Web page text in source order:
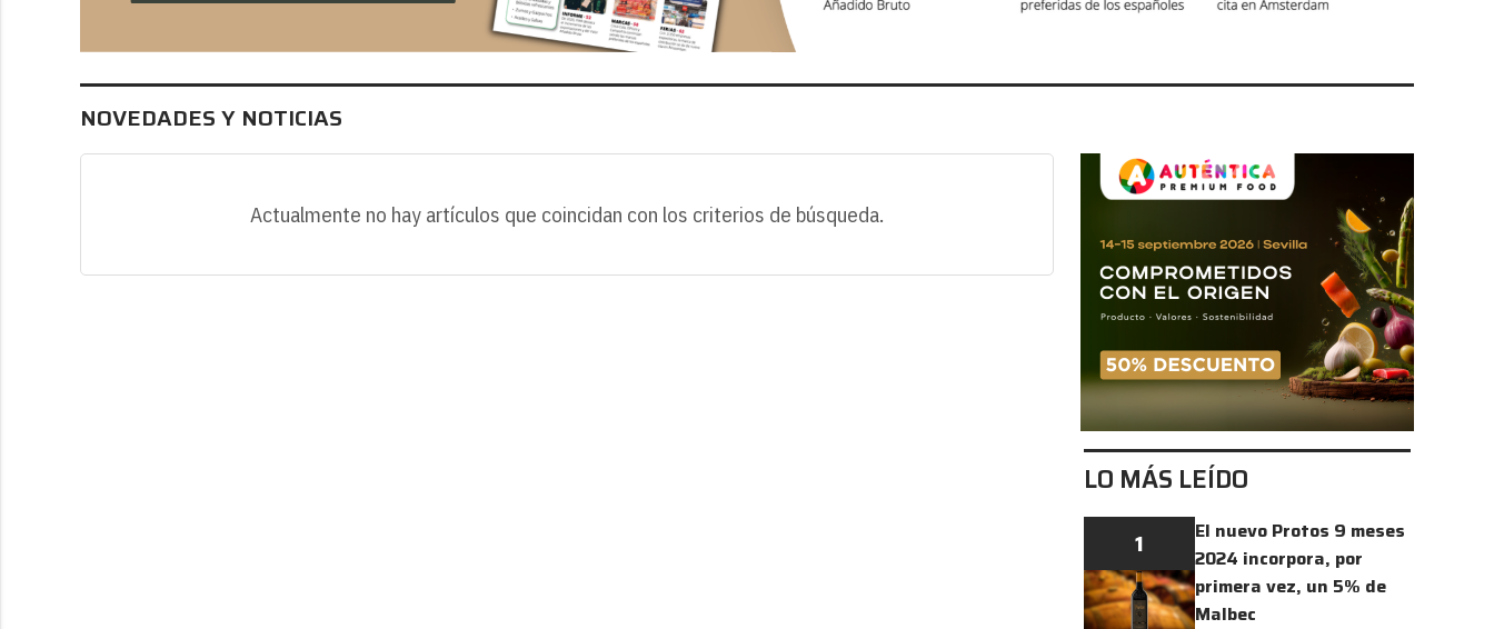
NOVEDADES Y NOTICIAS
Actualmente no hay artículos que coincidan con los criterios de búsqueda.
LO MÁS LEÍDO
1
El nuevo Protos 9 meses
2024 incorpora, por
primera vez, un 5% de
Malbec